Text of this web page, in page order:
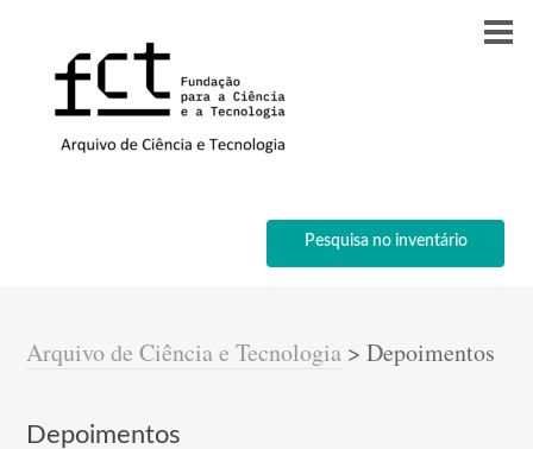
Pesquisa no inventário
Arquivo de Ciência e Tecnologia >Depoimentos
Depoimentos